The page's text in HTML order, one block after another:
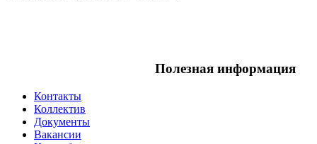
Полезная информация
Контакты
Коллектив
Документы
Вакансии